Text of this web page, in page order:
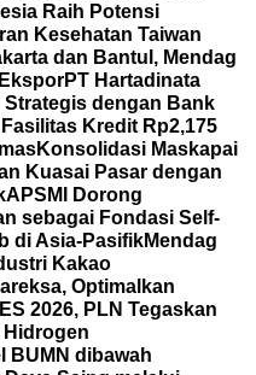
Raih Potensi
Kesehatan Taiwan
dan Bantul, Mendag
PT Hartadinata
dengan Bank
Kredit Rp2,175
Konsolidasi Maskapai
Kuasai Pasar dengan
APSMI Dorong
sebagai Fondasi Self-
di Asia-PasifikMendag
Kakao
Optimalkan
2026, PLN Tegaskan
BUMN dibawah